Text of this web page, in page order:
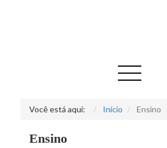
Você está aqui: Início Ensino
Ensino